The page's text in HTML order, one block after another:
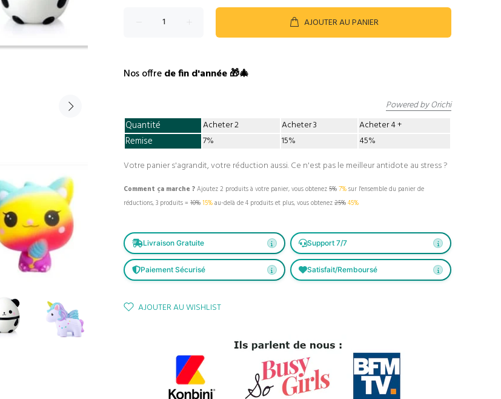
AJOUTER AU PANIER
Nos offrede fin d'année 🎁🎄
Powered by Orichi
Quantité Acheter 2 Acheter 3 Acheter 4
Remise 7% 15%
45%
Votre panier s'agrandit, votre réduction aussi. Ce n'est pas le meilleur antidote au stress ?
Comment ça marche ?Ajoutez 2 produits à votre panier, vous obtenez5%7%sur l'ensemble du panier de
réductions, 3 produits = 10%15%au-delà de 4 produits et plus, vous obtenez25%45%
Livraison Gratuite Support 7/7
Paiement Sécurisé Satisfait/Remboursé
AJOUTER AU WISHLIST